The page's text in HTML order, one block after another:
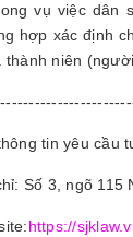
vụ việc dân
hợp xác định
thành niên
tin yêu cầu
Số 3, ngõ 115
https://